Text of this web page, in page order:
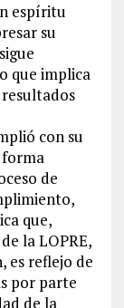
espíritu
su
que implica
con su
de
que,
la LOPRE,
es reflejo de
por parte
de la